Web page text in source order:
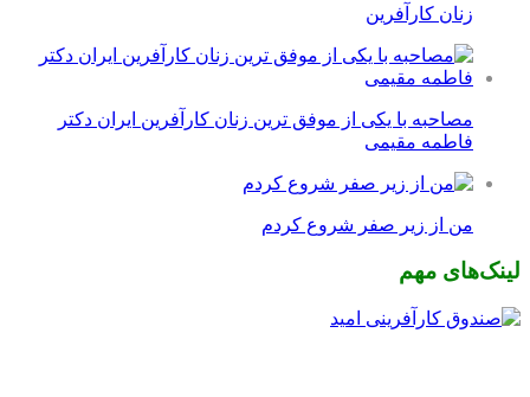
زنان کارآفرین
مصاحبه با یکی از موفق ترین زنان کارآفرین ایران دکتر
فاطمه مقیمی
من از زیر صفر شروع کردم
لینک‌های مهم